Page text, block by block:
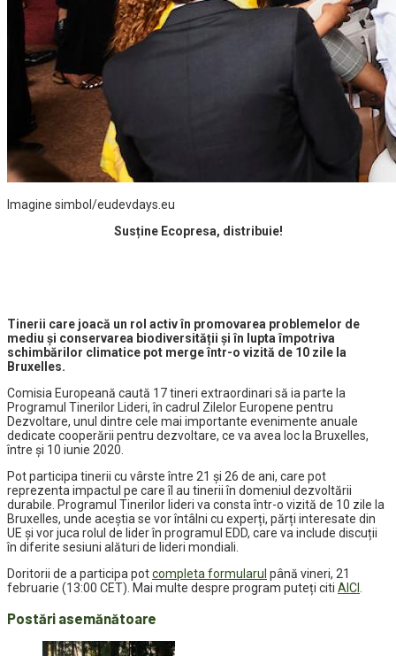
Imagine simbol/eudevdays.eu
Susține Ecopresa, distribuie!
Tinerii care joacă un rol activ în promovarea problemelor de
mediu și conservarea biodiversității și în lupta împotriva
schimbărilor climatice pot merge într-o vizită de 10 zile la
Bruxelles.
Comisia Europeană caută 17 tineri extraordinari să ia parte la
Programul Tinerilor Lideri, în cadrul Zilelor Europene pentru
Dezvoltare, unul dintre cele mai importante evenimente anuale
dedicate cooperării pentru dezvoltare, ce va avea loc la Bruxelles,
între și 10 iunie 2020.
Pot participa tinerii cu vârste între 21 și 26 de ani, care pot
reprezenta impactul pe care îl au tinerii în domeniul dezvoltării
durabile. Programul Tinerilor lideri va consta într-o vizită de 10 zile la
Bruxelles, unde aceștia se vor întâlni cu experți, părți interesate din
UE și vor juca rolul de lider în programul EDD, care va include discuții
în diferite sesiuni alături de lideri mondiali.
Doritorii de a participa potcompleta formularul până vineri, 21
februarie (13:00 CET). Mai multe despre program puteți citi AICI
Postări asemănătoare